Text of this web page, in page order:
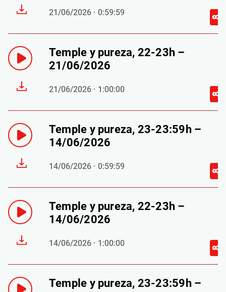
21/06/2026 · 0:59:59
Temple y pureza, 22-23h –
21/06/2026
21/06/2026 · 1:00:00
Temple y pureza, 23-23:59h –
14/06/2026
14/06/2026 · 0:59:59
Temple y pureza, 22-23h –
14/06/2026
14/06/2026 · 1:00:00
Temple y pureza, 23-23:59h –